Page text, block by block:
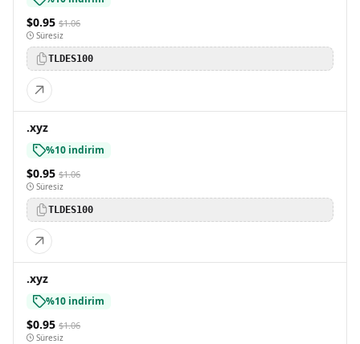
$0.95 $1.06
Süresiz
TLDES100
.xyz
%10 indirim
$0.95 $1.06
Süresiz
TLDES100
.xyz
%10 indirim
$0.95 $1.06
Süresiz